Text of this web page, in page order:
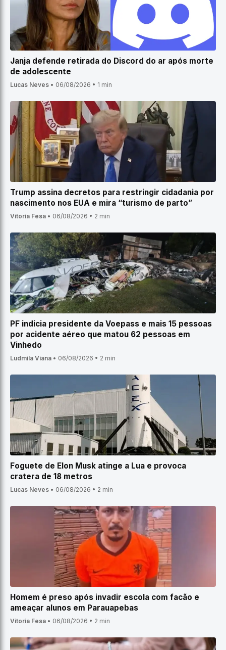
Janja defende retirada do Discord do ar após morte
de adolescente
Lucas Neves • 06/08/2026 • 1 min
Trump assina decretos para restringir cidadania por
nascimento nos EUA e mira “turismo de parto”
Vitoria Fesa • 06/08/2026 • 2 min
PF indicia presidente da Voepass e mais 15 pessoas
por acidente aéreo que matou 62 pessoas em
Vinhedo
Ludmila Viana • 06/08/2026 • 2 min
Foguete de Elon Musk atinge a Lua e provoca
cratera de 18 metros
Lucas Neves • 06/08/2026 • 2 min
Homem é preso após invadir escola com facão e
ameaçar alunos em Parauapebas
Vitoria Fesa • 06/08/2026 • 2 min